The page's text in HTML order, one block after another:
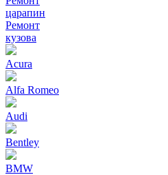
царапин
Ремонт
кузова
Acura
Alfa Romeo
Audi
Bentley
BMW